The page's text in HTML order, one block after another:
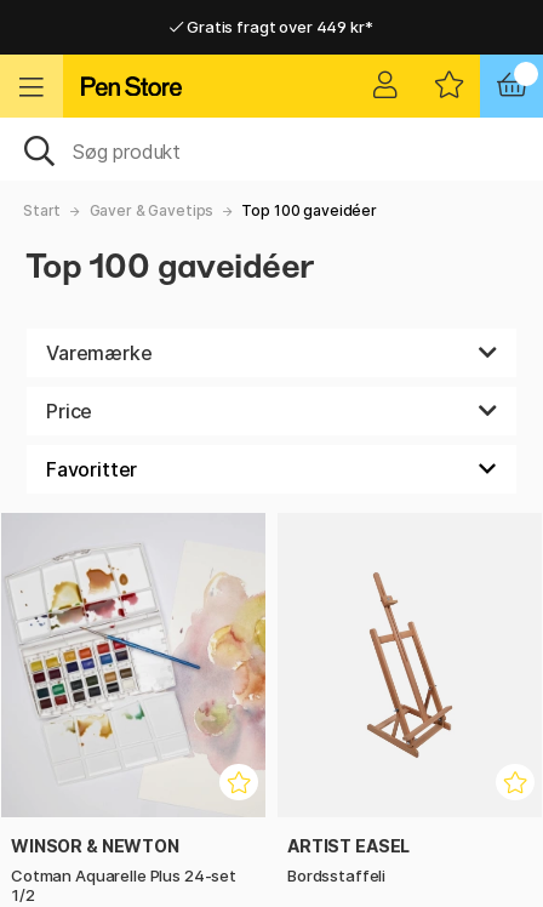
Gratis fragt over 449 kr*
Hurtigt til dør eller pakkeshop
Hurtigt til dør eller pakkeshop
Start Gaver & Gavetips Top 100 gaveidéer
Top 100 gaveidéer
Varemærke
Price
WINSOR & NEWTON
Cotman Aquarelle Plus 24-set
1/2
ARTIST EASEL
Bordsstaffeli